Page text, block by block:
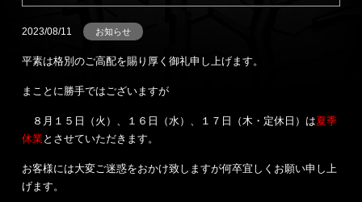
2023/08/11 お知らせ
平素は格別のご高配を賜り厚く御礼申し上げます。
まことに勝手ではございますが
８月１５日（火）、１６日（水）、１７日（木・定休日）は夏季
休業とさせていただきます。
お客様には大変ご迷惑をおかけ致しますが何卒宜しくお願い申し上
げます。